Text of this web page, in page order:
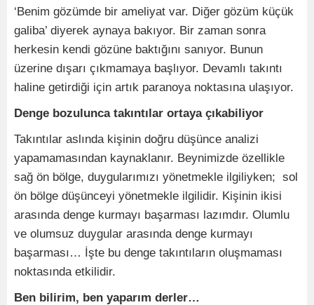
‘Benim gözümde bir ameliyat var. Diğer gözüm küçük
galiba’ diyerek aynaya bakıyor. Bir zaman sonra
herkesin kendi gözüne baktığını sanıyor. Bunun
üzerine dışarı çıkmamaya başlıyor. Devamlı takıntı
haline getirdiği için artık paranoya noktasına ulaşıyor.
Denge bozulunca takıntılar ortaya çıkabiliyor
Takıntılar aslında kişinin doğru düşünce analizi
yapamamasından kaynaklanır. Beynimizde özellikle
sağ ön bölge, duygularımızı yönetmekle ilgiliyken; sol
ön bölge düşünceyi yönetmekle ilgilidir. Kişinin ikisi
arasında denge kurmayı başarması lazımdır. Olumlu
ve olumsuz duygular arasında denge kurmayı
başarması… İşte bu denge takıntıların oluşmaması
noktasında etkilidir.
Ben bilirim, ben yaparım derler…